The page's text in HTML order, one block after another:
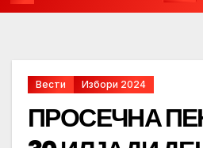
Вести Избори 2024
ПРОСЕЧНА